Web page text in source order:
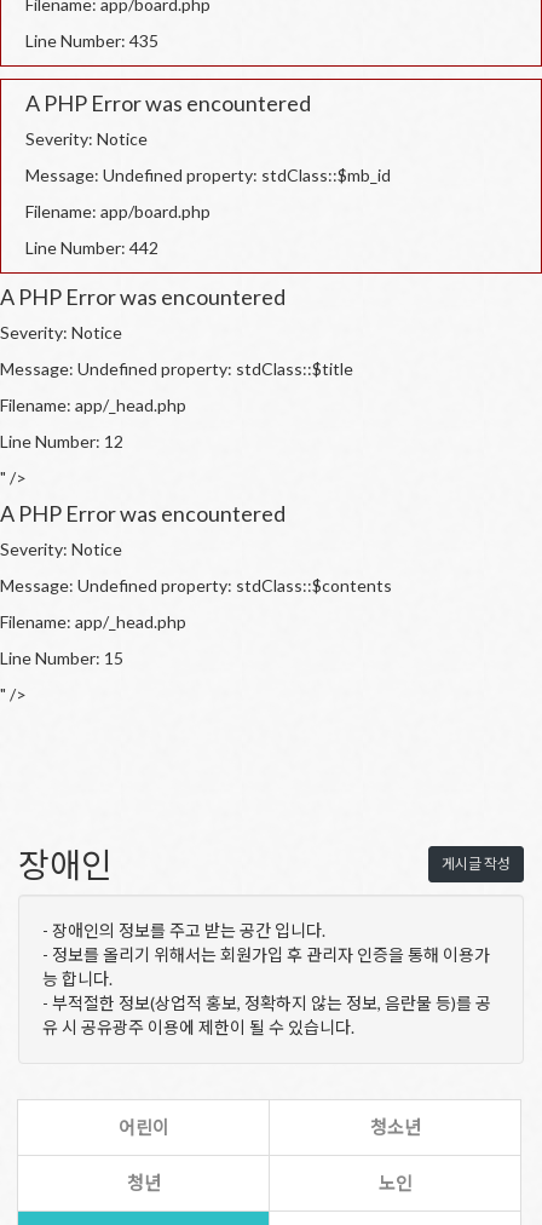
Filename: app/board.php
Line Number: 435
A PHP Error was encountered
Severity: Notice
Message: Undefined property: stdClass::$mb_id
Filename: app/board.php
Line Number: 442
A PHP Error was encountered
Severity: Notice
Message: Undefined property: stdClass::$title
Filename: app/_head.php
Line Number: 12
" />
A PHP Error was encountered
Severity: Notice
Message: Undefined property: stdClass::$contents
Filename: app/_head.php
Line Number: 15
" />
게시글 작성
장애인
- 장애인의 정보를 주고 받는 공간 입니다.
- 정보를 올리기 위해서는 회원가입 후 관리자 인증을 통해 이용가
능 합니다.
- 부적절한 정보(상업적 홍보, 정확하지 않는 정보, 음란물 등)를 공
유 시 공유광주 이용에 제한이 될 수 있습니다.
어린이 청소년
청년 노인